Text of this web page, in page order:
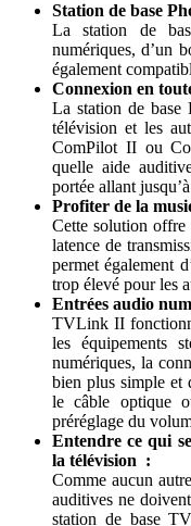
Station de base
La station de
numériques, d’un
également
Connexion en
La station de base
télévision et les
ComPilot II ou
quelle aide
portée allant
Profiter de la
Cette solution offre
latence de
permet également
trop élevé pour les
Entrées audio
TVLink II
les équipements
numériques, la
bien plus simple et
le câble optique
préréglage du
Entendre ce qui
la télévision :
Comme aucun
auditives ne
station de base